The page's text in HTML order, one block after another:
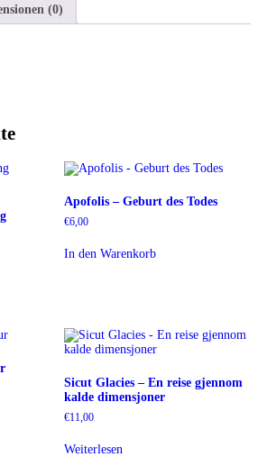
(0)
Apofolis – Geburt des Todes
€6,00
In den Warenkorb
Sicut Glacies – En reise gjennom
kalde dimensjoner
€11,00
Weiterlesen